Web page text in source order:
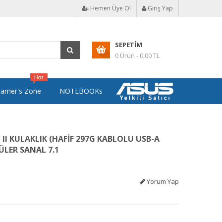
Hemen Üye Ol Giriş Yap
SEPETIM
0 Ürün - 0,00 TL
Zone NOTEBOOKs
KULAKLIK (HAFİF 297G KABLOLU USB-A
SANAL 7.1
Yorum Yap